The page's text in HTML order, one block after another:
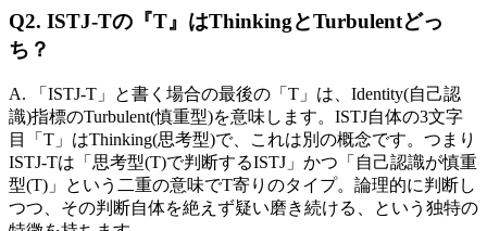
Q2. ISTJ-Tの『T』はThinkingとTurbulentどっ
ち？
A. 「ISTJ-T」と書く場合の最後の「T」は、Identity(自己認
識)指標のTurbulent(慎重型)を意味します。ISTJ自体の3文字
目「T」はThinking(思考型)で、これは別の概念です。つまり
ISTJ-Tは「思考型(T)で判断するISTJ」かつ「自己認識が慎重
型(T)」という二重の意味でT寄りのタイプ。論理的に判断し
つつ、その判断自体を絶えず疑い磨き続ける、という独特の